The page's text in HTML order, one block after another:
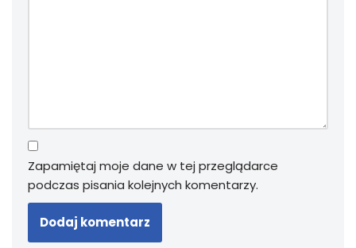
Zapamiętaj moje dane w tej przeglądarce
podczas pisania kolejnych komentarzy.